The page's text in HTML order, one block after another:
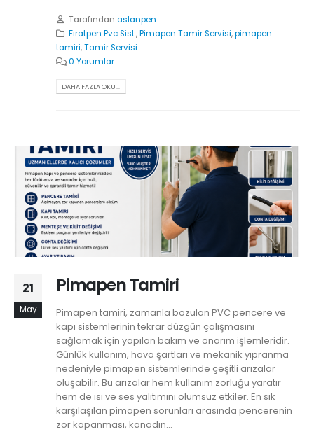
Tarafından aslanpen
Fıratpen Pvc Sist.,Pimapen Tamir Servisi,pimapen
tamiri,Tamir Servisi
0 Yorumlar
DAHA FAZLA OKU...
21
May
Pimapen Tamiri
Pimapen tamiri, zamanla bozulan PVC pencere ve
kapı sistemlerinin tekrar düzgün çalışmasını
sağlamak için yapılan bakım ve onarım işlemleridir.
Günlük kullanım, hava şartları ve mekanik yıpranma
nedeniyle pimapen sistemlerinde çeşitli arızalar
oluşabilir. Bu arızalar hem kullanım zorluğu yaratır
hem de ısı ve ses yalıtımını olumsuz etkiler. En sık
karşılaşılan pimapen sorunları arasında pencerenin
zor kapanması, kanadın...